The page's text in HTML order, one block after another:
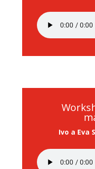
Ivo a Eva